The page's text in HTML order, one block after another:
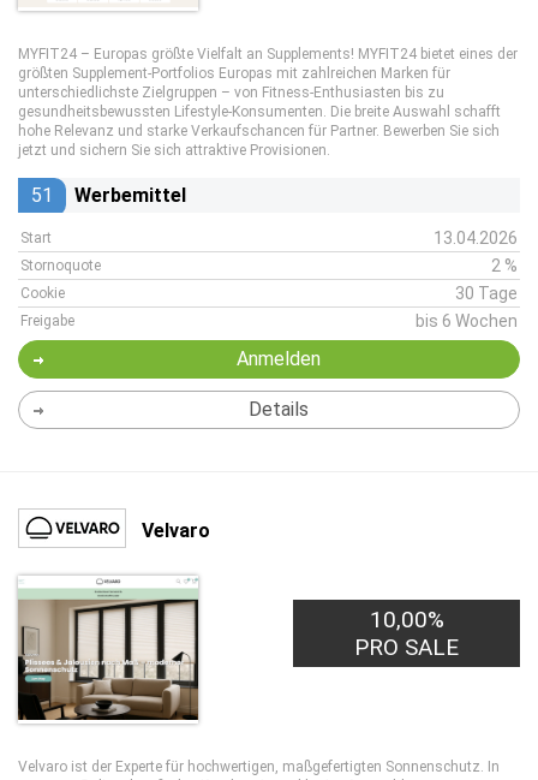
MYFIT24 – Europas größte Vielfalt an Supplements! MYFIT24 bietet eines der
größten Supplement-Portfolios Europas mit zahlreichen Marken für
unterschiedlichste Zielgruppen – von Fitness-Enthusiasten bis zu
gesundheitsbewussten Lifestyle-Konsumenten. Die breite Auswahl schafft
hohe Relevanz und starke Verkaufschancen für Partner. Bewerben Sie sich
jetzt und sichern Sie sich attraktive Provisionen.
51 Werbemittel
Start 13.04.2026
Stornoquote 2 %
Cookie 30 Tage
Freigabe bis 6 Wochen
Anmelden
Details
Velvaro
10,00%
PRO SALE
Velvaro ist der Experte für hochwertigen, maßgefertigten Sonnenschutz. In